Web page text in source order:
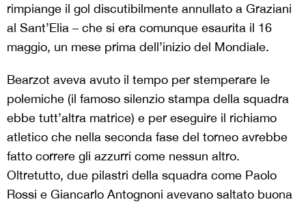
rimpiange il gol discutibilmente annullato a Graziani
al Sant’Elia – che si era comunque esaurita il 16
maggio, un mese prima dell’inizio del Mondiale.
Bearzot aveva avuto il tempo per stemperare le
polemiche (il famoso silenzio stampa della squadra
ebbe tutt’altra matrice) e per eseguire il richiamo
atletico che nella seconda fase del torneo avrebbe
fatto correre gli azzurri come nessun altro.
Oltretutto, due pilastri della squadra come Paolo
Rossi e Giancarlo Antognoni avevano saltato buona